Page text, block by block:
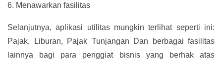
6. Menawarkan fasilitas
Selanjutnya, aplikasi utilitas mungkin terlihat seperti ini:
Pajak, Liburan, Pajak Tunjangan Dan berbagai fasilitas
lainnya bagi para penggiat bisnis yang berhak atas